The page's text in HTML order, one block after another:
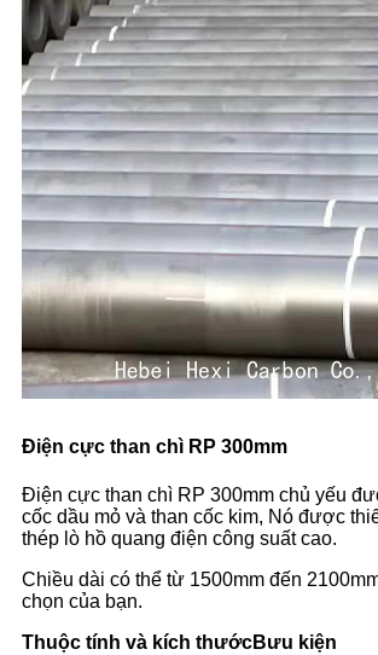
Điện cực than chì RP 300mm
Điện cực than chì RP 300mm chủ yếu
cốc dầu mỏ và than cốc kim, Nó được
thép lò hồ quang điện công suất cao.
Chiều dài có thể từ 1500mm đến
chọn của bạn.
Thuộc tính và kích thướcBưu kiện